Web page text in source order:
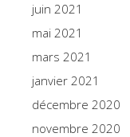
juin 2021
mai 2021
mars 2021
janvier 2021
décembre 2020
novembre 2020